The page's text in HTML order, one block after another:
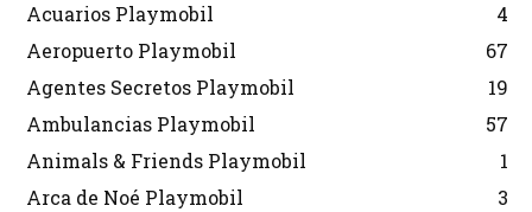
Acuarios Playmobil
4
Aeropuerto Playmobil
67
Agentes Secretos Playmobil
19
Ambulancias Playmobil
57
Animals & Friends Playmobil
1
Arca de Noé Playmobil
3